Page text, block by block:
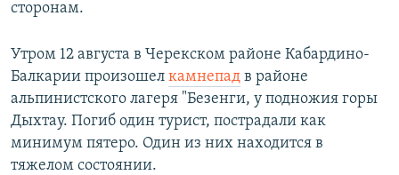
сторонам.
Утром 12 августа в Черекском районе Кабардино-
Балкарии произошел камнепад в районе
альпинистского лагеря "Безенги, у подножия горы
Дыхтау. Погиб один турист, пострадали как
минимум пятеро. Один из них находится в
тяжелом состоянии.